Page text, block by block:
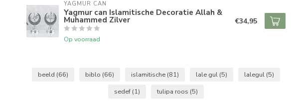
YAGMUR CAN
Yagmur can Islamitische Decoratie Allah &
Muhammed Zilver
Op voorraad
€34,95
beeld (66) biblo (66) islamitische (81) lale gul (5) lalegul (5)
sedef (1) tulipa roos (5)